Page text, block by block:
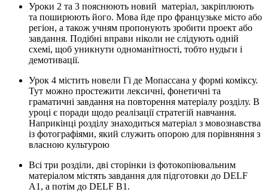
Уроки 2 та 3 пояснюють новий матеріал, закріплюють
та поширюють його. Мова йде про французьке місто або
регіон, а також учням пропонують зробити проект або
завдання. Подібні вправи ніколи не слідують одній
схемі, щоб уникнути одноманітності, тобто нудьги і
демотивації.
Урок 4 містить новели Гі де Мопассана у формі коміксу.
Тут можно простежити лексичні, фонетичні та
граматичні завдання на повторення матеріалу розділу. В
уроці є поради щодо реалізації стратегій навчання.
Наприкінці розділу знаходиться матеріал з мовознавства
із фотографіями, який служить опорою для порівняння з
власною культурою
Всі три розділи, дві сторінки із фотокопіювальним
матеріалом містять завдання для підготовки до DELF
A1, а потім до DELF B1.